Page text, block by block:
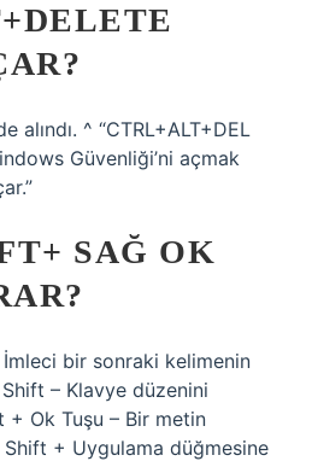
alındı. ^ “CTRL+ALT+DEL
Güvenliği’ni açmak
SAĞ OK
bir sonraki kelimenin
Shift – Klavye düzenini
Ok Tuşu – Bir metin
+ Uygulama düğmesine